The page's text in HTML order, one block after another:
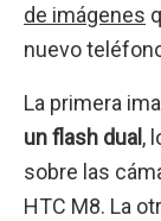
de imágenes
nuevo
La primera
un flash dual ,
sobre las
HTC M8. La